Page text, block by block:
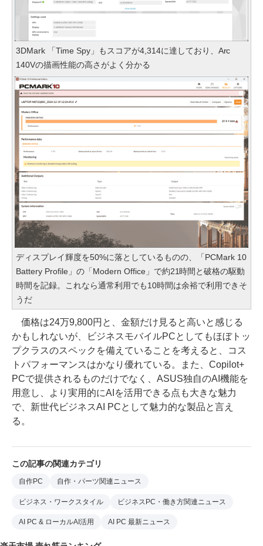
3DMark 「Time Spy」もスコアが4,314に達しており、Arc
140Vの描画性能の高さがよく分かる
ディスプレイ輝度を50%に落としているものの、「PCMark 10
Battery Profile」の「Modern Office」で約21時間と破格の駆動
時間を記録。これなら通常利用でも10時間は余裕で利用できそ
うだ
価格は24万9,800円と、金額だけ見ると高いと感じる
かもしれないが、ビジネスモバイルPCとしてもほぼトッ
プクラスのスペックを備えていることを考えると、コス
トパフォーマンスはかなり優れている。また、Copilot+
PCで提供されるものだけでなく、ASUS独自のAI機能を
用意し、より実用的にAIを活用できる点も大きな魅力
で、新世代ビジネスAI PCとして魅力的な製品と言え
る。
この記事の関連カテゴリ
自作PC 自作・パーツ関連ニュース
ビジネス・ワークスタイル ビジネスPC・働き方関連ニュース
AI PC & ローカルAI活用 AI PC 最新ニュース